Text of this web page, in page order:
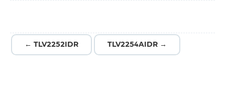
← TLV2252IDR TLV2254AIDR →